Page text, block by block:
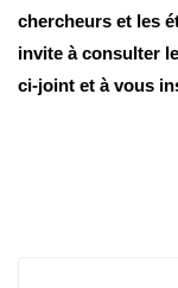
chercheurs et les
invite à consulter
ci-joint et à vous